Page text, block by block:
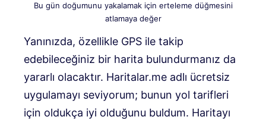
Bu gün doğumunu yakalamak için erteleme düğmesini
atlamaya değer
Yanınızda, özellikle GPS ile takip
edebileceğiniz bir harita bulundurmanız da
yararlı olacaktır. Haritalar.me adlı ücretsiz
uygulamayı seviyorum; bunun yol tarifleri
için oldukça iyi olduğunu buldum. Haritayı